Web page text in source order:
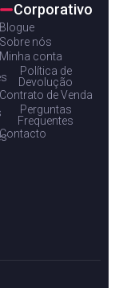
Corporativo
Blogue
Sobre nós
Minha conta
Política de
Devolução
Contrato de Venda
Perguntas
Frequentes